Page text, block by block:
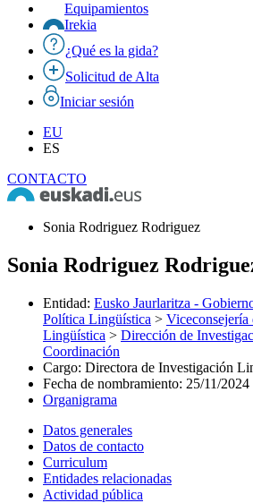
Equipamientos
Irekia
¿Qué es la gida?
Solicitud de Alta
Iniciar sesión
EU
ES
CONTACTO
Sonia Rodriguez Rodriguez
Sonia Rodriguez
Entidad: Eusko Jaurlaritza -
Política Lingüística > Viceconsejería
Lingüística > Dirección de
Coordinación
Cargo: Directora de Investigación
Fecha de nombramiento: 25/11/2024
Organigrama
Datos generales
Datos de contacto
Curriculum
Entidades relacionadas
Actividad pública